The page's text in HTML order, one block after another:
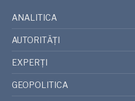
ANALITICA
AUTORITĂȚI
EXPERȚI
GEOPOLITICA